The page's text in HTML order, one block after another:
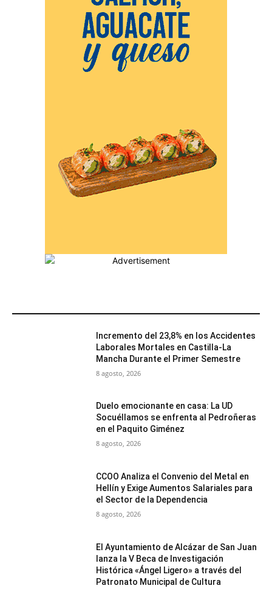
Incremento del 23,8% en los Accidentes
Laborales Mortales en Castilla-La
Mancha Durante el Primer Semestre
8 agosto, 2026
Duelo emocionante en casa: La UD
Socuéllamos se enfrenta al Pedroñeras
en el Paquito Giménez
8 agosto, 2026
CCOO Analiza el Convenio del Metal en
Hellín y Exige Aumentos Salariales para
el Sector de la Dependencia
8 agosto, 2026
El Ayuntamiento de Alcázar de San Juan
lanza la V Beca de Investigación
Histórica «Ángel Ligero» a través del
Patronato Municipal de Cultura